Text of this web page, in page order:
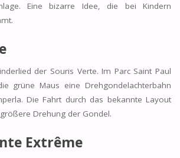
Eine bizarre Idee, die bei Kindern
der Souris Verte. Im Parc Saint Paul
grüne Maus eine Drehgondelachterbahn
Die Fahrt durch das bekannte Layout
Drehung der Gondel.
Extrême